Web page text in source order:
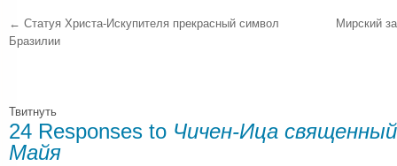
← Статуя Христа-Искупителя прекрасный символ
Бразилии
Мирский
Твитнуть
24 Responses to Чичен-Ица
Майя